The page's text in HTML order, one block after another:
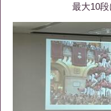
最大10